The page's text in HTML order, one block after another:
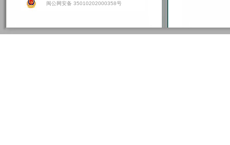
闽公网安备 35010202000358号